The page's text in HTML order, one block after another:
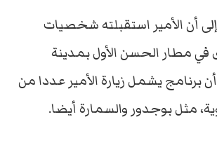
أن الأمير استقبلته شخصيات
في مطار الحسن الأول بمدينة
برنامج يشمل زيارة الأمير عددا من
مثل بوجدور والسمارة أيضا.